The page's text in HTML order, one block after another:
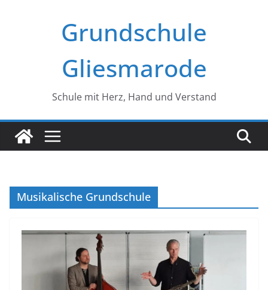
Grundschule
Gliesmarode
Schule mit Herz, Hand und Verstand
Musikalische Grundschule